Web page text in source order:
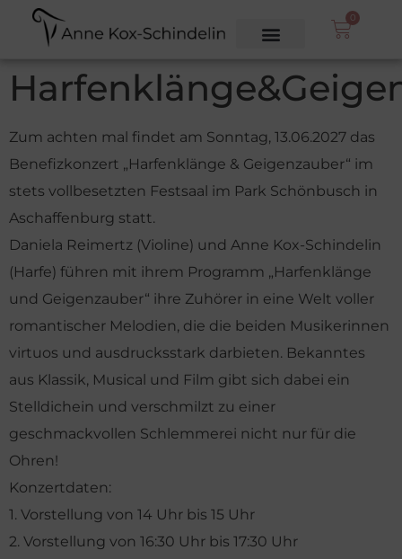
0
Zum achten mal findet am Sonntag, 13.06.2027 das
Benefizkonzert „Harfenklänge & Geigenzauber“ im
stets vollbesetzten Festsaal im Park Schönbusch in
Aschaffenburg statt.
Daniela Reimertz (Violine) und Anne Kox-Schindelin
(Harfe) führen mit ihrem Programm „Harfenklänge
und Geigenzauber“ ihre Zuhörer in eine Welt voller
romantischer Melodien, die die beiden Musikerinnen
virtuos und ausdrucksstark darbieten. Bekanntes
aus Klassik, Musical und Film gibt sich dabei ein
Stelldichein und verschmilzt zu einer
geschmackvollen Schlemmerei nicht nur für die
Ohren!
Konzertdaten:
1. Vorstellung von 14 Uhr bis 15 Uhr
2. Vorstellung von 16:30 Uhr bis 17:30 Uhr